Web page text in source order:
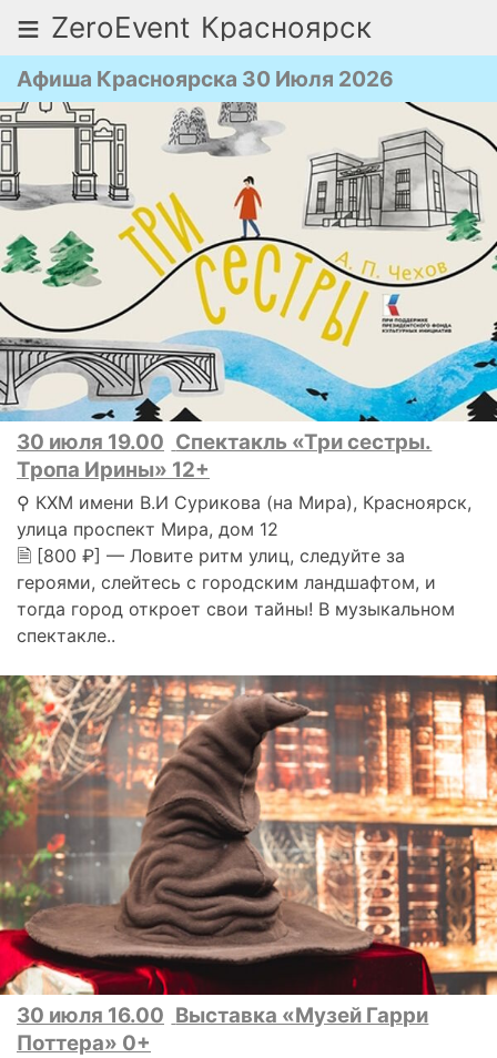
≡ ZeroEvent Красноярск
Афиша Красноярска 30 Июля 2026
30 июля 19.00 Спектакль «Три сестры.
Тропа Ирины» 12+
⚲ КХМ имени В.И Сурикова (на Мира), Красноярск,
улица проспект Мира, дом 12
🗎 [800 ₽] — Ловите ритм улиц, следуйте за
героями, слейтесь с городским ландшафтом, и
тогда город откроет свои тайны! В музыкальном
спектакле..
30 июля 16.00 Выставка «Музей Гарри
Поттера» 0+